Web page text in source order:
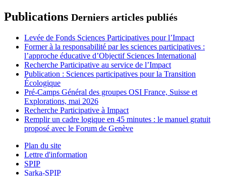
Publications Derniers articles publiés
Levée de Fonds Sciences Participatives pour l’Impact
Former à la responsabilité par les sciences participatives :
l’approche éducative d’Objectif Sciences International
Recherche Participative au service de l’Impact
Publication : Sciences participatives pour la Transition
Écologique
Pré-Camps Général des groupes OSI France, Suisse et
Explorations, mai 2026
Recherche Participative à Impact
Remplir un cadre logique en 45 minutes : le manuel gratuit
proposé avec le Forum de Genève
Plan du site
Lettre d'information
SPIP
Sarka-SPIP